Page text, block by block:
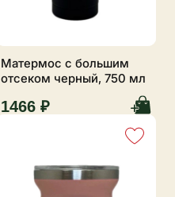
Матермос с большим
отсеком черный, 750 мл
1466 ₽